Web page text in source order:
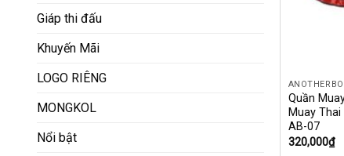
Giáp thi đấu
Khuyến Mãi
LOGO RIÊNG
MONGKOL
Nổi bật
Quần
Muay Thai
AB-07
320,000₫